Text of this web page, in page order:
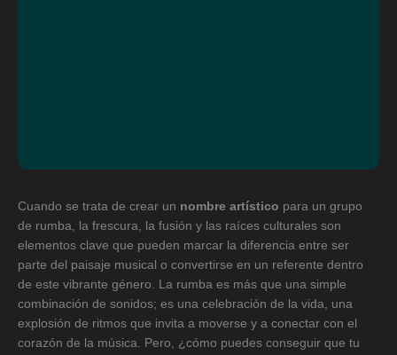
Cuando se trata de crear un nombre artístico para un grupo
de rumba, la frescura, la fusión y las raíces culturales son
elementos clave que pueden marcar la diferencia entre ser
parte del paisaje musical o convertirse en un referente dentro
de este vibrante género. La rumba es más que una simple
combinación de sonidos; es una celebración de la vida, una
explosión de ritmos que invita a moverse y a conectar con el
corazón de la música. Pero, ¿cómo puedes conseguir que tu